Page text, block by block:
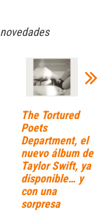
novedades
The Tortured
Poets
Department, el
nuevo álbum de
Taylor Swift, ya
disponible… y
con una
sorpresa